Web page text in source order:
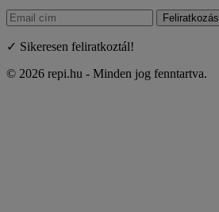
Feliratkozás
✓ Sikeresen feliratkoztál!
© 2026 repi.hu - Minden jog fenntartva.